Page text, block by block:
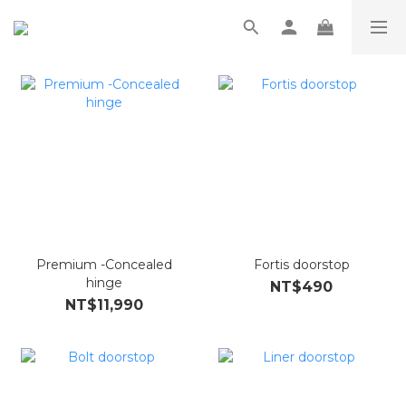
Premium -Concealed
hinge
NT$11,990
Fortis doorstop
NT$490